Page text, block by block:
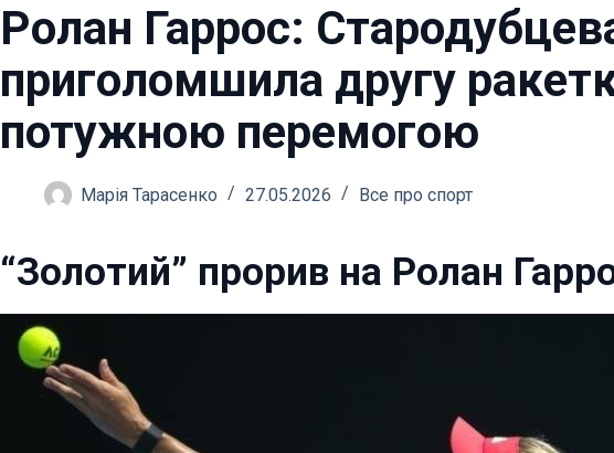
Ролан Гаррос:
приголомшила другу
потужною перемогою
Марія Тарасенко 27.05.2026 Все про спорт
“Золотий” прорив на Ролан